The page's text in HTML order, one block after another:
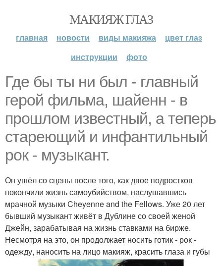
МАКИЯЖ ГЛАЗ
главная новости виды макияжа
цвет глаз
инструкции
фото
Где бы ты ни был - главный
герой фильма, шайенн - в
прошлом известный, а теперь
стареющий и инфантильный
рок - музыкант.
Он ушёл со сцены после того, как двое подростков
покончили жизнь самоубийством, наслушавшись
мрачной музыки Cheyenne and the Fellows. Уже 20 лет
бывший музыкант живёт в Дублине со своей женой
Джейн, зарабатывая на жизнь ставками на бирже.
Несмотря на это, он продолжает носить готик - рок -
одежду, наносить на лицо макияж, красить глаза и губы